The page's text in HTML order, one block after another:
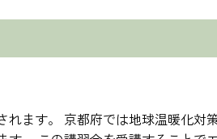
れます。 京都府では地球温暖化